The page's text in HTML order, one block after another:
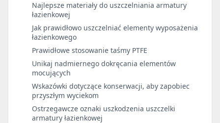
Najlepsze materiały do uszczelniania armatury
łazienkowej
Jak prawidłowo uszczelniać elementy wyposażenia
łazienkowego
Prawidłowe stosowanie taśmy PTFE
Unikaj nadmiernego dokręcania elementów
mocujących
Wskazówki dotyczące konserwacji, aby zapobiec
przyszłym wyciekom
Ostrzegawcze oznaki uszkodzenia uszczelki
armatury łazienkowej